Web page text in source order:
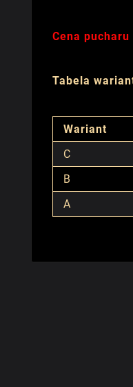
Cena
Tabela
Wariant
C
B
A